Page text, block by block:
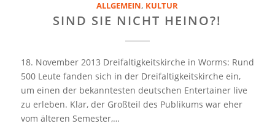
ALLGEMEIN, KULTUR
SIND SIE NICHT HEINO?!
18. November 2013 Dreifaltigkeitskirche in Worms: Rund
500 Leute fanden sich in der Dreifaltigkeitskirche ein,
um einen der bekanntesten deutschen Entertainer live
zu erleben. Klar, der Großteil des Publikums war eher
vom älteren Semester,…